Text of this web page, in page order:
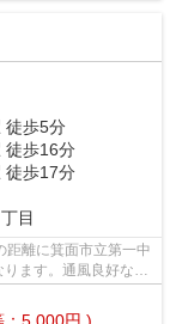
徒歩5分
徒歩16分
徒歩17分
目
距離に箕面市立第一中
ます。通風良好な物
：5,000円 )